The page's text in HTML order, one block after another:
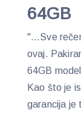
64GB
"…Sve
ovaj.
64GB
Kao što je
garancija je